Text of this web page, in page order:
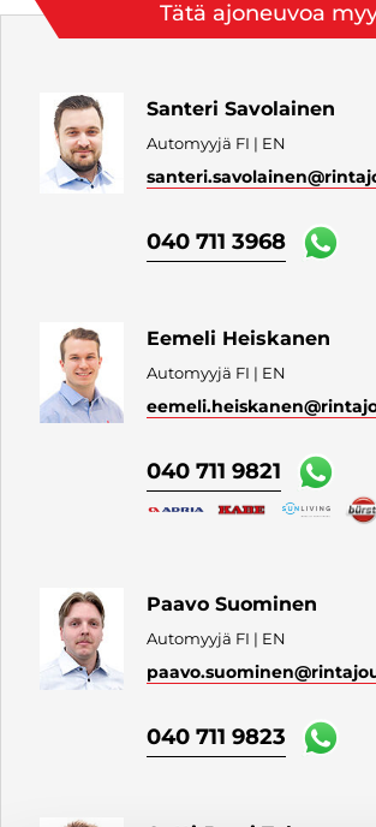
Tätä ajoneuvoa
Santeri Savolainen
Automyyjä FI | EN
santeri.savolainen
040 711 3968
Eemeli Heiskanen
Automyyjä FI | EN
eemeli.heiskanen
040 711 9821
Paavo Suominen
Automyyjä FI | EN
paavo.suominen
040 711 9823